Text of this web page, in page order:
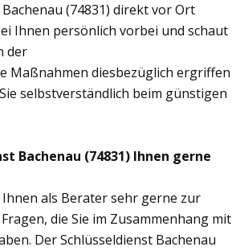
(74831) direkt vor Ort
Ihnen persönlich vorbei und schaut
der
Maßnahmen diesbezüglich ergriffen
selbstverständlich beim günstigen
Bachenau (74831) Ihnen gerne
als Berater sehr gerne zur
die Sie im Zusammenhang mit
Der Schlüsseldienst Bachenau